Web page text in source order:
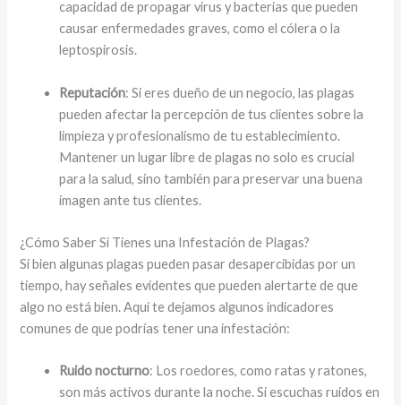
capacidad de propagar virus y bacterias que pueden
causar enfermedades graves, como el cólera o la
leptospirosis.
Reputación: Si eres dueño de un negocio, las plagas
pueden afectar la percepción de tus clientes sobre la
limpieza y profesionalismo de tu establecimiento.
Mantener un lugar libre de plagas no solo es crucial
para la salud, sino también para preservar una buena
imagen ante tus clientes.
¿Cómo Saber Si Tienes una Infestación de Plagas?
Si bien algunas plagas pueden pasar desapercibidas por un
tiempo, hay señales evidentes que pueden alertarte de que
algo no está bien. Aquí te dejamos algunos indicadores
comunes de que podrías tener una infestación:
Ruido nocturno: Los roedores, como ratas y ratones,
son más activos durante la noche. Si escuchas ruidos en